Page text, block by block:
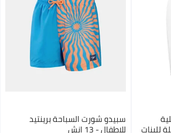
للبنات
سبيدو شورت السباحة برينتيد
للاطفال - 13 إنش